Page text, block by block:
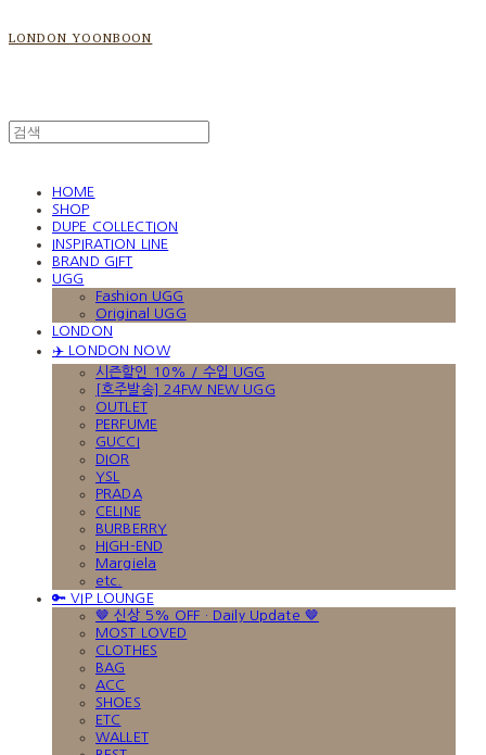
LONDON YOONBOON
HOME
SHOP
DUPE COLLECTION
INSPIRATION LINE
BRAND GIFT
UGG
Fashion UGG
Original UGG
LONDON
✈️ LONDON NOW
시즌할인 10% / 수입 UGG
[호주발송] 24FW NEW UGG
OUTLET
PERFUME
GUCCI
DIOR
YSL
PRADA
CELINE
BURBERRY
HIGH-END
Margiela
etc.
🔑 VIP LOUNGE
🤎 신상 5% OFF · Daily Update 🤎
MOST LOVED
CLOTHES
BAG
ACC
SHOES
ETC
WALLET